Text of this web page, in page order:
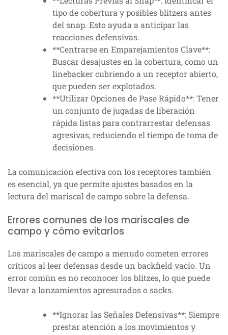
tipo de cobertura y posibles blitzers antes
del snap. Esto ayuda a anticipar las
reacciones defensivas.
**Centrarse en Emparejamientos Clave**:
Buscar desajustes en la cobertura, como un
linebacker cubriendo a un receptor abierto,
que pueden ser explotados.
**Utilizar Opciones de Pase Rápido**: Tener
un conjunto de jugadas de liberación
rápida listas para contrarrestar defensas
agresivas, reduciendo el tiempo de toma de
decisiones.
La comunicación efectiva con los receptores también
es esencial, ya que permite ajustes basados en la
lectura del mariscal de campo sobre la defensa.
Errores comunes de los mariscales de
campo y cómo evitarlos
Los mariscales de campo a menudo cometen errores
críticos al leer defensas desde un backfield vacío. Un
error común es no reconocer los blitzes, lo que puede
llevar a lanzamientos apresurados o sacks.
**Ignorar las Señales Defensivas**: Siempre
prestar atención a los movimientos y